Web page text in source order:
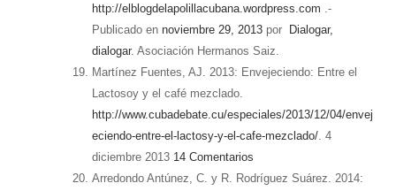
http://elblogdelapolillacubana.wordpress.com .-
Publicado en noviembre 29, 2013 por Dialogar,
dialogar. Asociación Hermanos Saiz.
Martínez Fuentes, AJ. 2013: Envejeciendo: Entre el
Lactosoy y el café mezclado.
http://www.cubadebate.cu/especiales/2013/12/04/envej
eciendo-entre-el-lactosy-y-el-cafe-mezclado/ . 4
diciembre 2013 14 Comentarios
Arredondo Antúnez, C. y R. Rodríguez Suárez. 2014: